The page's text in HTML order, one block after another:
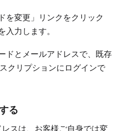
を変更」リンクをクリック
入力します。
ドとメールアドレスで、既存
クリプションにログインで
る
スは、お客様ご自身では変